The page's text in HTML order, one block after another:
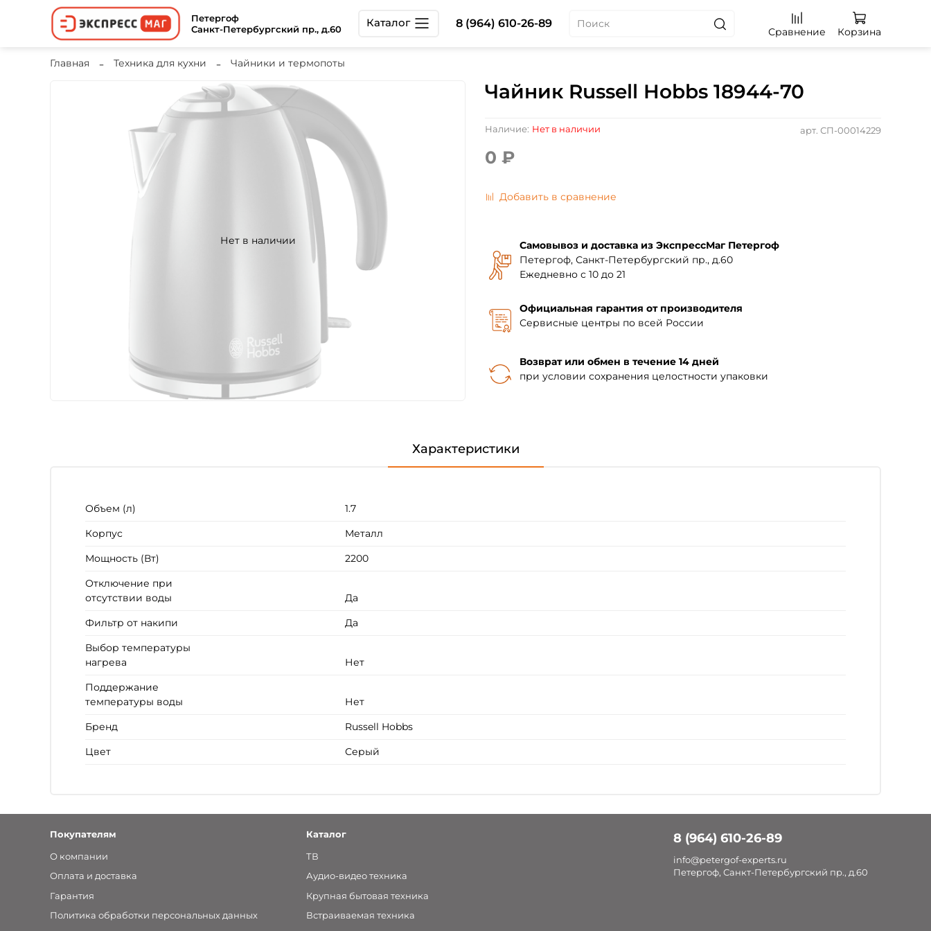
Петергоф
Санкт-Петербургский пр., д.60
Каталог 8 (964) 610-26-89
Сравнение Корзина
Главная Техника для кухни Чайники и термопоты
Нет в наличии
арт. СП-00014229
Наличие: Нет в наличии
Чайник Russell Hobbs 18944-70
0 ₽
Добавить в сравнение
Самовывоз и доставка из ЭкспрессМаг Петергоф
Петергоф, Санкт-Петербургский пр., д.60
Ежедневно с 10 до 21
Официальная гарантия от производителя
Сервисные центры по всей России
Возврат или обмен в течение 14 дней
при условии сохранения целостности упаковки
Характеристики
Объем (л)
1.7
Корпус
Металл
Мощность (Вт)
2200
Отключение при
отсутствии воды
Да
Фильтр от накипи
Да
Выбор температуры
нагрева
Нет
Поддержание
температуры воды
Нет
Бренд
Russell Hobbs
Цвет
Серый
Покупателям
О компании
Оплата и доставка
Гарантия
Политика обработки персональных данных
Каталог
ТВ
Аудио-видео техника
Крупная бытовая техника
Встраиваемая техника
8 (964) 610-26-89
info@petergof-experts.ru
Петергоф, Санкт-Петербургский пр., д.60